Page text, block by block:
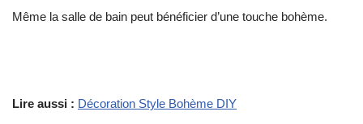
Même la salle de bain peut bénéficier d’une touche bohème.
Lire aussi : Décoration Style Bohème DIY